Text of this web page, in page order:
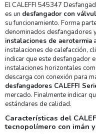
El CALEFFI 545347
es un desfangador con
su funcionamiento. Forma
denominados desfangadores
instalaciones de aerotermia
instalaciones de calefacción,
indicar que este desfangador
instalaciones horizontales
descarga con conexión para
desfangadores CALEFFI
mercado. Finalmente indicar
estándares de calidad.
Características del
tecnopolímero con imán